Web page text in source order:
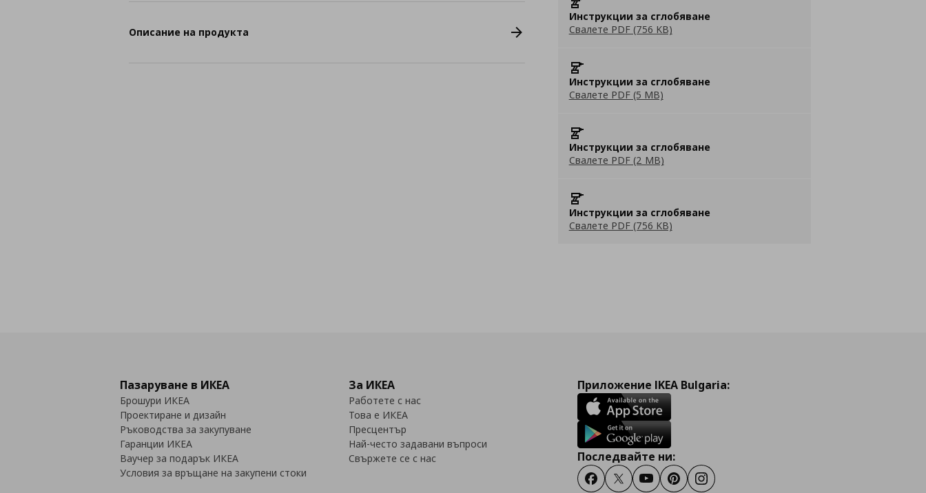
Инструкции за сглобяване
Свалете PDF (756 KB)
Инструкции за сглобяване
Свалете PDF (5 MB)
Инструкции за сглобяване
Свалете PDF (2 MB)
Инструкции за сглобяване
Свалете PDF (756 KB)
Описание на продукта
Пазаруване в ИКЕА
Брошури ИКЕА
Проектиране и дизайн
Ръководства за закупуване
Гаранции ИКЕА
Ваучер за подарък ИКЕА
Условия за връщане на закупени стоки
За ИКЕА
Работете с нас
Това е ИКЕА
Пресцентър
Най-често задавани въпроси
Свържете се с нас
Приложение IKEA Bulgaria:
Последвайте ни:
FacebookTwitterYoutubePinterestInstagram